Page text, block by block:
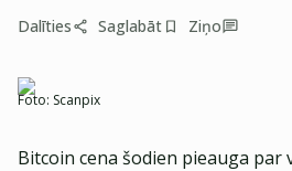
Dalīties Saglabāt Ziņo
Foto: Scanpix
Bitcoin cena šodien pieauga par